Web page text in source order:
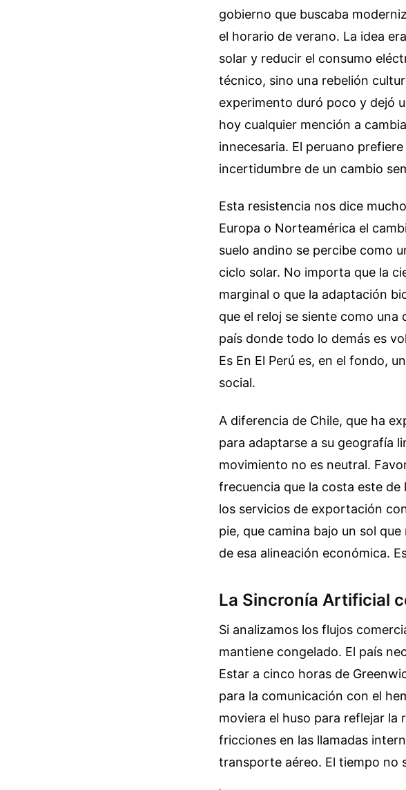
gobierno que buscaba
el horario de verano. La idea
solar y reducir el consumo
técnico, sino una rebelión
experimento duró poco y dejó
hoy cualquier mención a
innecesaria. El peruano
incertidumbre de un cambio
Esta resistencia nos dice
Europa o Norteamérica el
suelo andino se percibe como
ciclo solar. No importa que la
marginal o que la adaptación
que el reloj se siente como una
país donde todo lo demás es
Es En El Perú es, en el fondo,
social.
A diferencia de Chile, que ha
para adaptarse a su geografía
movimiento no es neutral.
frecuencia que la costa este de
los servicios de exportación
pie, que camina bajo un sol
de esa alineación económica.
La Sincronía Artificial
Si analizamos los flujos
mantiene congelado. El país
Estar a cinco horas de
para la comunicación con el
moviera el huso para reflejar la
fricciones en las llamadas
transporte aéreo. El tiempo no